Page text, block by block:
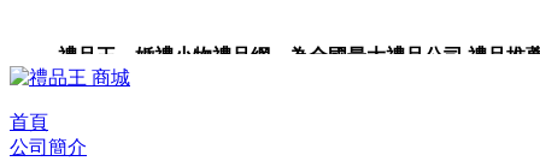
禮品王 婚禮小物禮品網 為全國最大禮品公司,禮品推
禮品卡,企業禮品,禮品小物,高級禮品,禮品網站。
首頁
公司簡介